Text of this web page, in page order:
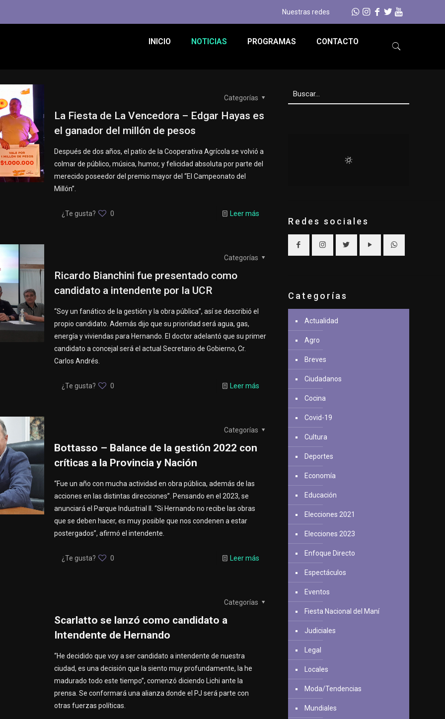
Nuestras redes
INICIO NOTICIAS PROGRAMAS CONTACTO
Categorías
La Fiesta de La Vencedora – Edgar Hayas es
el ganador del millón de pesos
Después de dos años, el patio de la Cooperativa Agrícola se volvió a
colmar de público, música, humor, y felicidad absoluta por parte del
merecido poseedor del premio mayor del “El Campeonato del
Millón”.
¿Te gusta? 0 Leer más
Categorías
Ricardo Bianchini fue presentado como
candidato a intendente por la UCR
“Soy un fanático de la gestión y la obra pública”, así se describió el
propio candidato. Además dijo que su prioridad será agua, gas,
energía y viviendas para Hernando. El doctor adelantó que su primer
candidato a concejal será el actual Secretario de Gobierno, Cr.
Carlos Andrés.
¿Te gusta? 0 Leer más
Categorías
Bottasso – Balance de la gestión 2022 con
críticas a la Provincia y Nación
“Fue un año con mucha actividad en obra pública, además de las
acciones en las distintas direcciones”. Pensando en el 2023, se
anunciará el Parque Industrial II. “Si Hernando no recibe las obras
que se deben hacer, es muy posible que nos condenen a estar
postergados”, afirmó el intendente.
¿Te gusta? 0 Leer más
Categorías
Scarlatto se lanzó como candidato a
Intendente de Hernando
“He decidido que voy a ser candidato a intendente de nuestra
ciudad, es una decisión que la siento muy profundamente, la he
madurado todo este tiempo”, comenzó diciendo Lichi ante la
prensa. Se conformará una alianza donde el PJ será parte con
otras fuerzas políticas.
Redes sociales
Categorías
Actualidad
Agro
Breves
Ciudadanos
Cocina
Covid-19
Cultura
Deportes
Economía
Educación
Elecciones 2021
Elecciones 2023
Enfoque Directo
Espectáculos
Eventos
Fiesta Nacional del Maní
Judiciales
Legal
Locales
Moda/Tendencias
Mundiales